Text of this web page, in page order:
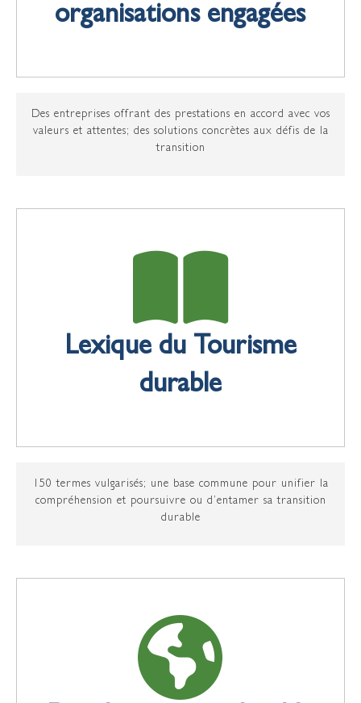
une journée de partage, d'idées et de solutions concrètes
afin d'imaginer ensemble un tourisme qui prend soin de
INSCRIPTIONS
organisations engagées
Des entreprises offrant des prestations en accord avec vos
valeurs et attentes; des solutions concrètes aux défis de la
transition
Lexique du Tourisme
durable
150 termes vulgarisés; une base commune pour unifier la
compréhension et poursuivre ou d’entamer sa transition
durable